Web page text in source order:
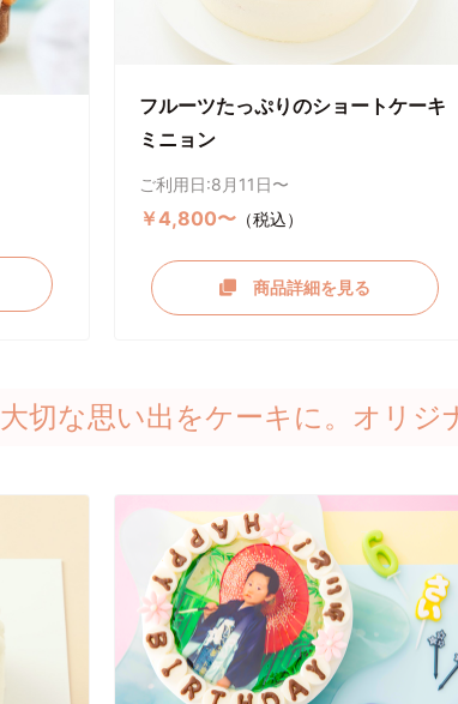
フルーツたっぷりのショートケーキ
ミニョン
ご利用日:8月11日〜
￥4,800〜 （税込）
商品詳細を見る
大切な思い出をケーキに。オリジ